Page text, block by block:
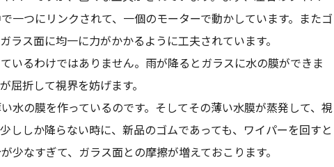
一つにリンクされて、一個のモーターで動かしています。またゴ
ラス面に均一に力がかかるように工夫されています。
いるわけではありません。雨が降るとガラスに水の膜ができま
屈折して視界を妨げます。
水の膜を作っているのです。そしてその薄い水膜が蒸発して、視
ししか降らない時に、新品のゴムであっても、ワイパーを回すと
少なすぎて、ガラス面との摩擦が増えておこります。